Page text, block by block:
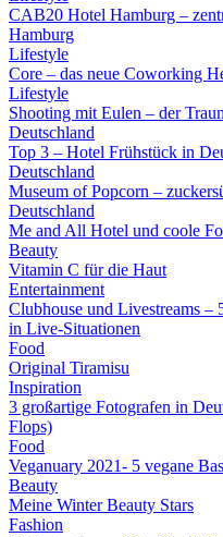
CAB20 Hotel Hamburg –
Hamburg
Lifestyle
Core – das neue Coworking
Lifestyle
Shooting mit Eulen – der
Deutschland
Top 3 – Hotel Frühstück in
Deutschland
Museum of Popcorn –
Deutschland
Me and All Hotel und coole
Beauty
Vitamin C für die Haut
Entertainment
Clubhouse und Livestreams –
in Live-Situationen
Food
Original Tiramisu
Inspiration
3 großartige Fotografen in
Flops)
Food
Veganuary 2021- 5 vegane
Beauty
Meine Winter Beauty Stars
Fashion